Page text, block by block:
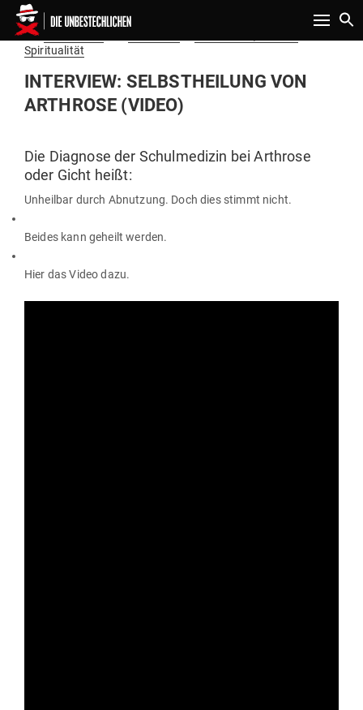
Toggle
Am
am
Spiritualität
INTERVIEW: SELBST­HEILUNG VON
ARTHROSE (VIDEO)
Die Dia­gnose der Schul­me­dizin bei Arthrose
oder Gicht heißt:
Unheilbar durch Abnutzung. Doch dies stimmt nicht.
Beides kann geheilt werden.
Hier das Video dazu.